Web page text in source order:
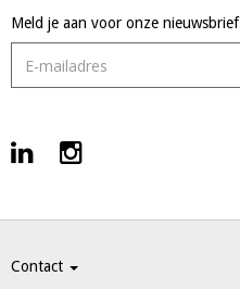
Meld je aan voor onze nieuwsbrief
Contact